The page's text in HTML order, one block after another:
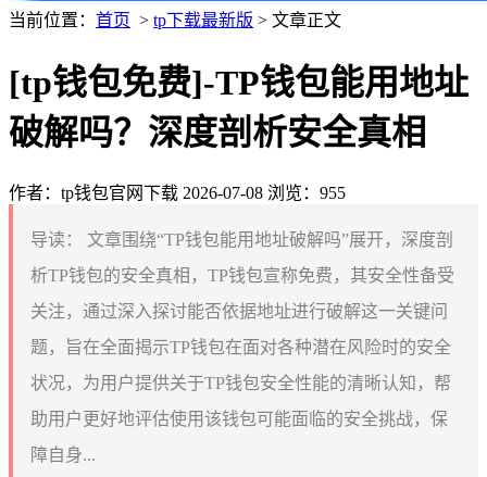
当前位置： 首页 > tp下载最新版 > 文章正文
[tp钱包免费]-TP钱包能用地址
破解吗？深度剖析安全真相
作者：tp钱包官网下载 2026-07-08 浏览：955
导读：
文章围绕“TP钱包能用地址破解吗”展开，深度剖
析TP钱包的安全真相，TP钱包宣称免费，其安全性备受
关注，通过深入探讨能否依据地址进行破解这一关键问
题，旨在全面揭示TP钱包在面对各种潜在风险时的安全
状况，为用户提供关于TP钱包安全性能的清晰认知，帮
助用户更好地评估使用该钱包可能面临的安全挑战，保
障自身...